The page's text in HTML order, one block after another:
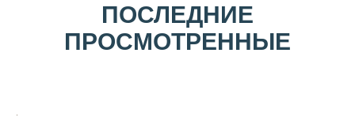
ПОСЛЕДНИЕ
ПРОСМОТРЕННЫЕ